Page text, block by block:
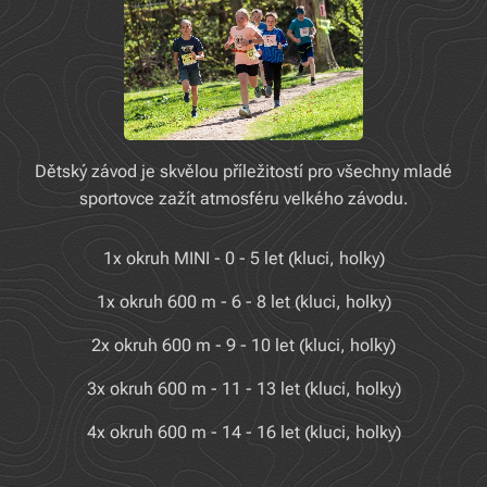
Dětský závod je skvělou příležitostí pro všechny mladé
sportovce zažít atmosféru velkého závodu.
1x okruh MINI - 0 - 5 let (kluci, holky)
1x okruh 600 m - 6 - 8 let (kluci, holky)
2x okruh 600 m - 9 - 10 let (kluci, holky)
3x okruh 600 m - 11 - 13 let (kluci, holky)
4x okruh 600 m - 14 - 16 let (kluci, holky)